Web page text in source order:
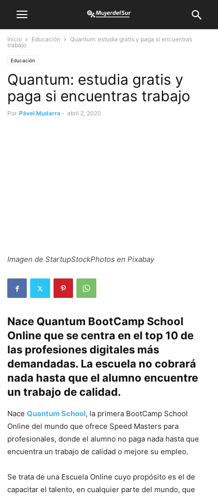
Inicio Educación
Quantum: estudia gratis y paga si encuentras
trabajo
Educación
Quantum: estudia gratis y
paga si encuentras trabajo
Por Pável Mudarra - abril 2, 2020
Imagen de StartupStockPhotos en Pixabay
Nace Quantum BootCamp School
Online que se centra en el top 10 de
las profesiones digitales más
demandadas. La escuela no cobrará
nada hasta que el alumno encuentre
un trabajo de calidad.
Nace Quantum School, la primera BootCamp School
Online del mundo que ofrece Speed Masters para
profesionales, donde el alumno no paga nada hasta que
encuentra un trabajo de calidad o mejore su empleo.
Se trata de una Escuela Online cuyo propósito es el de
capacitar el talento, en cualquier parte del mundo, que